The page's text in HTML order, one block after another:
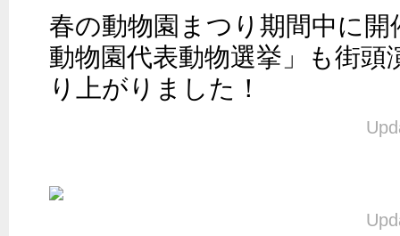
春の動物園まつり期間中に
動物園代表動物選挙」も街頭
り上がりました！